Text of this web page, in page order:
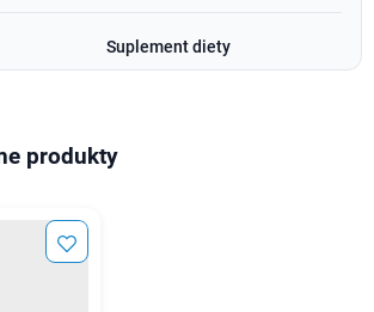
Suplement diety
produkty